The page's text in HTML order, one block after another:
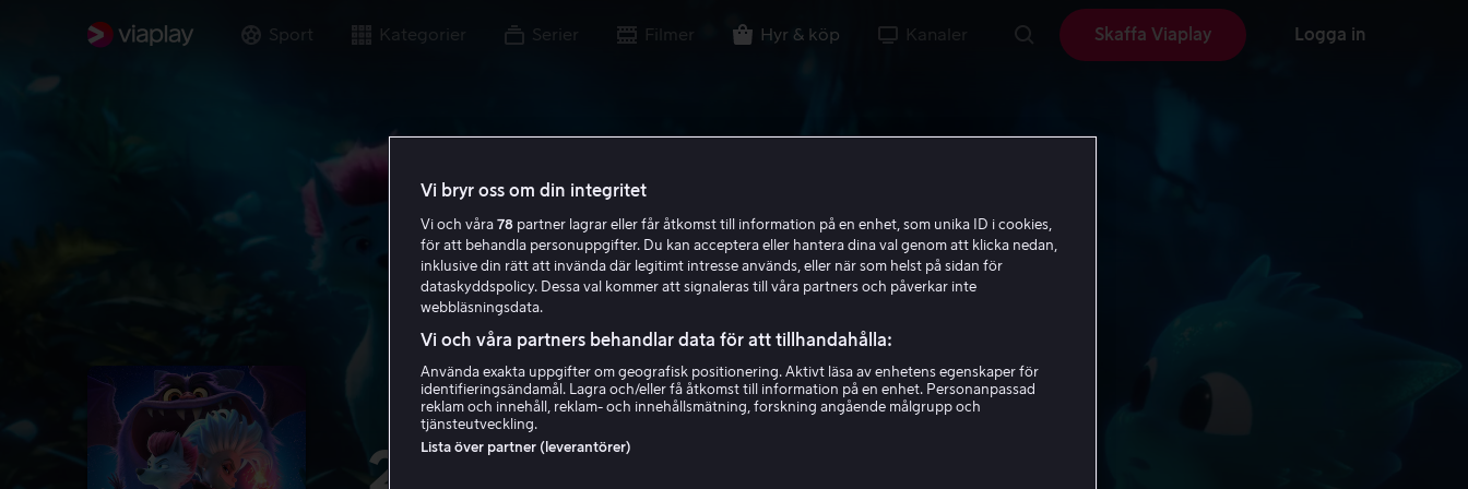
Sport Kategorier Serier Filmer Hyr & köp Kanaler Skaffa Viaplay Logga in
200% varulv - En pudel i
Vi bryr oss om din integritet
Vi och våra 78 partner lagrar eller får åtkomst till information på en enhet, som unika ID i cookies,
för att behandla personuppgifter. Du kan acceptera eller hantera dina val genom att klicka nedan,
inklusive din rätt att invända där legitimt intresse används, eller när som helst på sidan för
dataskyddspolicy. Dessa val kommer att signaleras till våra partners och påverkar inte
webbläsningsdata.
Vi och våra partners behandlar data för att tillhandahålla:
Använda exakta uppgifter om geografisk positionering. Aktivt läsa av enhetens egenskaper för
identifieringsändamål. Lagra och/eller få åtkomst till information på en enhet. Personanpassad
reklam och innehåll, reklam- och innehållsmätning, forskning angående målgrupp och
tjänsteutveckling.
Lista över partner (leverantörer)